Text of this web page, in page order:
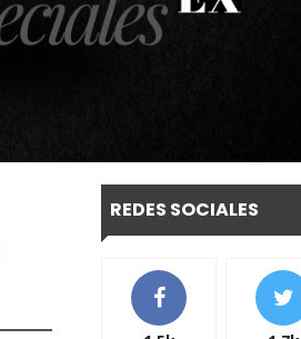
REDES SOCIALES